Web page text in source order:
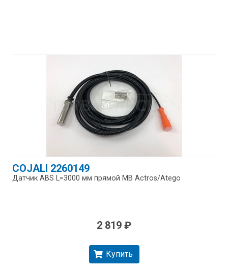
COJALI 2260149
Датчик ABS L=3000 мм прямой MB Actros/​Atego
2 819 ₽
Купить